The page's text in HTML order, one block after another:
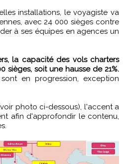
installations, le voyagiste va
avec 24 000 sièges contre
à ses équipes en agences un
la capacité des vols charters
sièges, soit une hausse de 21%.
en progression, exception
photo ci-dessous), l'accent a
afin d'approfondir le contenu,